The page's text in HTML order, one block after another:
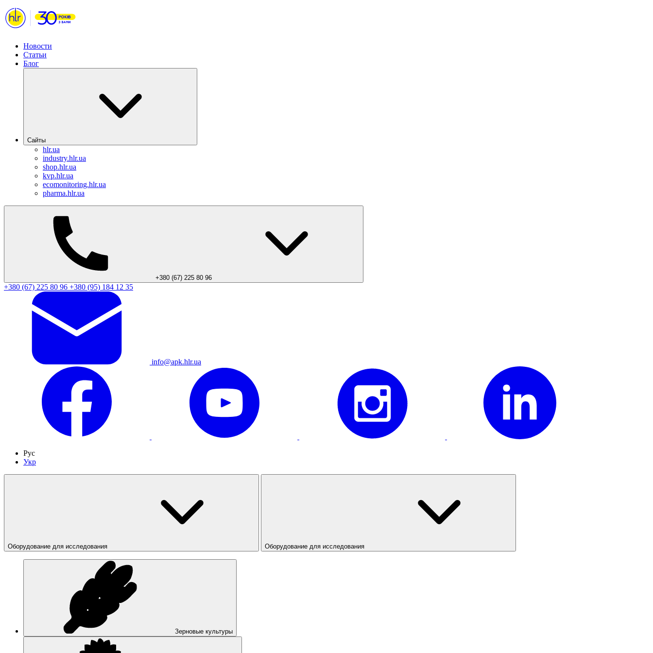
Новости
Статьи
Блог
Сайты
hlr.ua
industry.hlr.ua
shop.hlr.ua
kvp.hlr.ua
ecomonitoring.hlr.ua
pharma.hlr.ua
+380 (67) 225 80 96
+380 (67) 225 80 96 +380 (95) 184 12 35
info@apk.hlr.ua
Рус
Укр
Оборудование для исследования Оборудование для исследования
Зерновые культуры